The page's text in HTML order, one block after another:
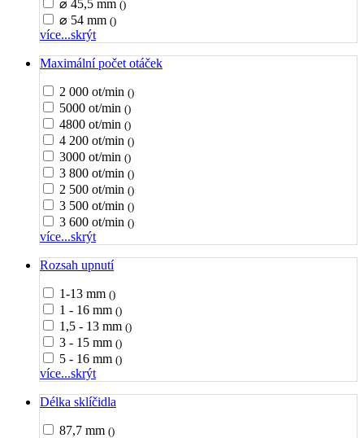
⌀ 45,5 mm ()
⌀ 54 mm ()
více...skrýt
Maximální počet otáček
2 000 ot/min ()
5000 ot/min ()
4800 ot/min ()
4 200 ot/min ()
3000 ot/min ()
3 800 ot/min ()
2 500 ot/min ()
3 500 ot/min ()
3 600 ot/min ()
více...skrýt
Rozsah upnutí
1-13 mm ()
1 - 16 mm ()
1,5 - 13 mm ()
3 - 15 mm ()
5 - 16 mm ()
více...skrýt
Délka sklíčidla
87,7 mm ()